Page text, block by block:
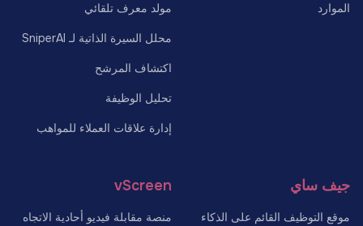
الموارد مولد معرف تلقائي
محلل السيرة الذاتية لـ SniperAI
اكتشاف المرشح
تحليل الوظيفة
إدارة علاقات العملاء للمواهب
جيف ساي
موقع التوظيف القائم على الذكاء
vScreen
منصة مقابلة فيديو أحادية الاتجاه